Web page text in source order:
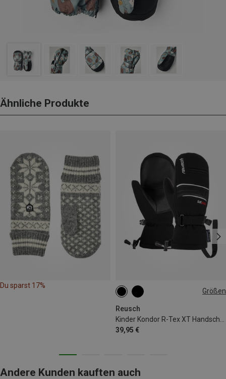
Ähnliche Produkte
Du sparst 17%
Größen
Reusch
39,95 €
4 5
Andere Kunden kauften auch